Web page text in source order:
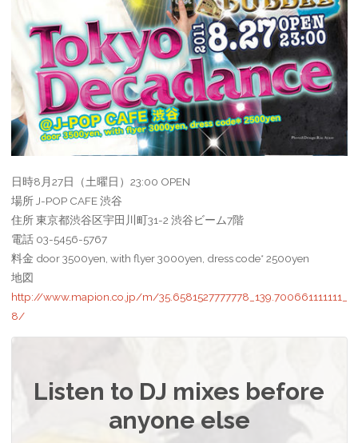
日時8月27日（土曜日）23:00 OPEN
場所 J-POP CAFE 渋谷
住所 東京都渋谷区宇田川町31-2 渋谷ビーム7階
電話 03-5456-5767
料金 door 3500yen, with flyer 3000yen, dress code* 2500yen
地図
http://www.mapion.co.jp/m/35.6581527777778_139.700661111111_
8/
Listen to DJ mixes before
anyone else